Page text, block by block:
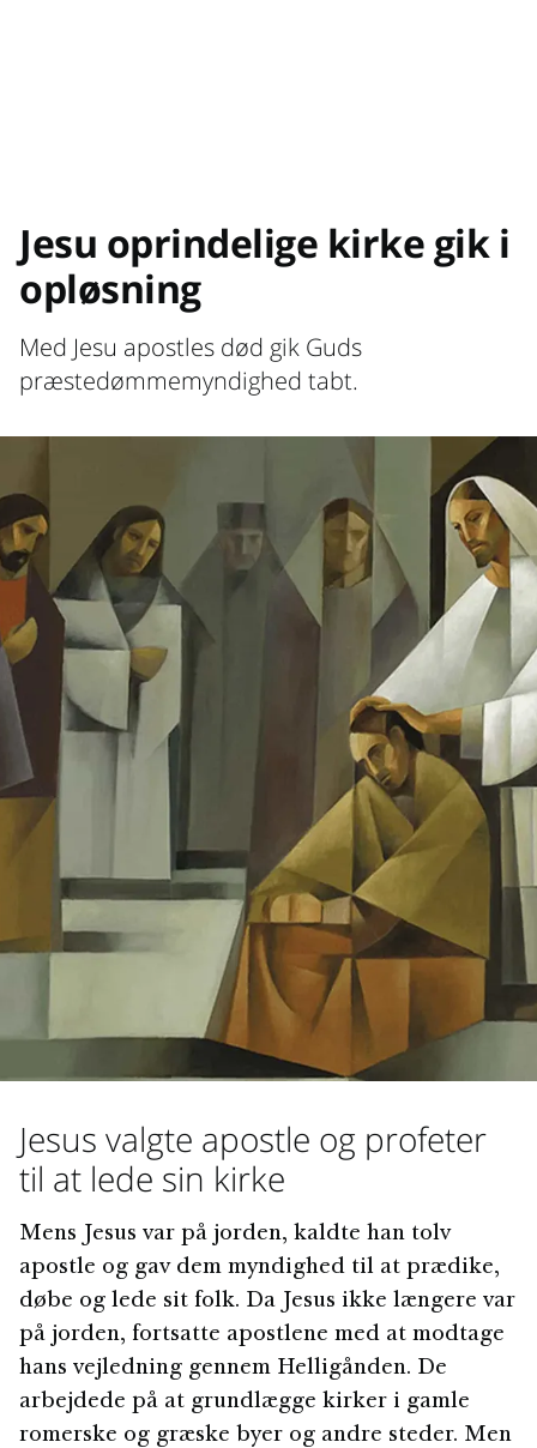
Jesu oprindelige kirke gik i
opløsning
Med Jesu apostles død gik Guds
præstedømmemyndighed tabt.
Jesus valgte apostle og profeter
til at lede sin kirke
Mens Jesus var på jorden, kaldte han tolv
apostle og gav dem myndighed til at prædike,
døbe og lede sit folk. Da Jesus ikke længere var
på jorden, fortsatte apostlene med at modtage
hans vejledning gennem Helligånden. De
arbejdede på at grundlægge kirker i gamle
romerske og græske byer og andre steder. Men